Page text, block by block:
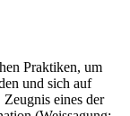
Praktiken, um
und sich auf
eines der